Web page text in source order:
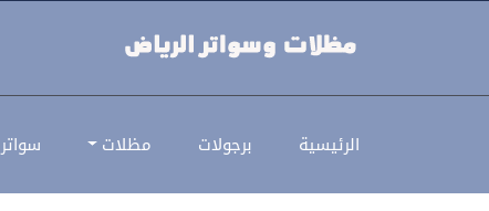
الرئيسية برجولات مظلات سواتر